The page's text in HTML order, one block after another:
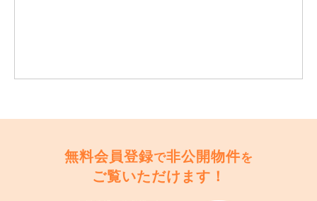
無料会員登録で非公開物件を
ご覧いただけます！